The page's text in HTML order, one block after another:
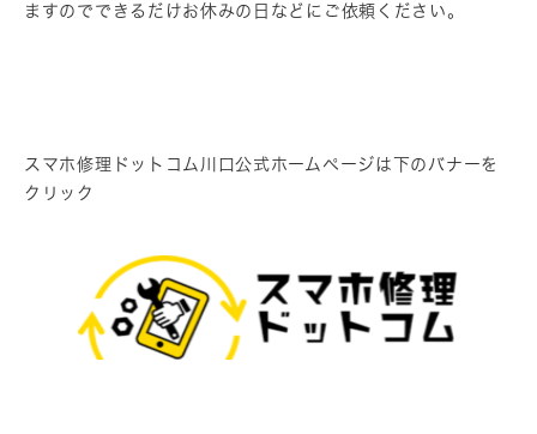
ますのでできるだけお休みの日などにご依頼ください。
スマホ修理ドットコム川口公式ホームページは下のバナーを
クリック